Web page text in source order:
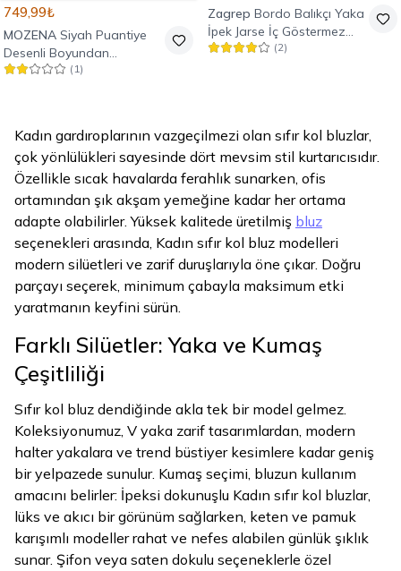
749,99₺
MOZENA Siyah Puantiye
Desenli Boyundan
Bağlamalı Degaje Yaka
( 1)
Zagrep Bordo Balıkçı Yaka
İpek Jarse İç Göstermez
Bluz
(2)
Kadın gardıroplarının vazgeçilmezi olan sıfır kol bluzlar,
çok yönlülükleri sayesinde dört mevsim stil kurtarıcısıdır.
Özellikle sıcak havalarda ferahlık sunarken, ofis
ortamından şık akşam yemeğine kadar her ortama
adapte olabilirler. Yüksek kalitede üretilmiş bluz
seçenekleri arasında, Kadın sıfır kol bluz modelleri
modern silüetleri ve zarif duruşlarıyla öne çıkar. Doğru
parçayı seçerek, minimum çabayla maksimum etki
yaratmanın keyfini sürün.
Farklı Silüetler: Yaka ve Kumaş
Çeşitliliği
Sıfır kol bluz dendiğinde akla tek bir model gelmez.
Koleksiyonumuz, V yaka zarif tasarımlardan, modern
halter yakalara ve trend büstiyer kesimlere kadar geniş
bir yelpazede sunulur. Kumaş seçimi, bluzun kullanım
amacını belirler: İpeksi dokunuşlu Kadın sıfır kol bluzlar,
lüks ve akıcı bir görünüm sağlarken, keten ve pamuk
karışımlı modeller rahat ve nefes alabilen günlük şıklık
sunar. Şifon veya saten dokulu seçeneklerle özel